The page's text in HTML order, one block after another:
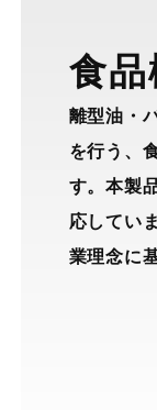
食品
離型油・
を行う、
す。本製
応してい
業理念に